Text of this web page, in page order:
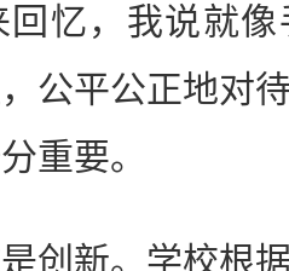
回忆，我说就
公平公正地对
重要。
新。学校根据